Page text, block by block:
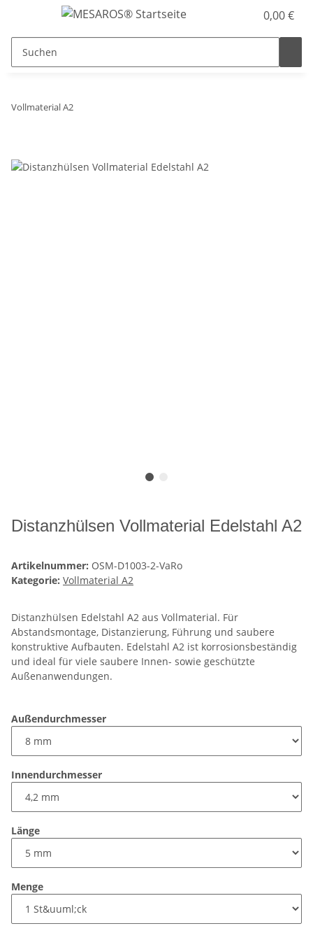
0,00 €
Vollmaterial A2
Distanzhülsen Vollmaterial Edelstahl A2
Artikelnummer: OSM-D1003-2-VaRo
Kategorie: Vollmaterial A2
Distanzhülsen Edelstahl A2 aus Vollmaterial. Für
Abstandsmontage, Distanzierung, Führung und saubere
konstruktive Aufbauten. Edelstahl A2 ist korrosionsbeständig
und ideal für viele saubere Innen- sowie geschützte
Außenanwendungen.
Außendurchmesser
Innendurchmesser
Länge
Menge